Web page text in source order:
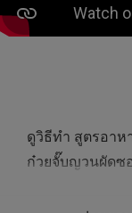
ดูวิธีทำ สูตรอาห
ก๋วยจั๊บญวนผัดซ